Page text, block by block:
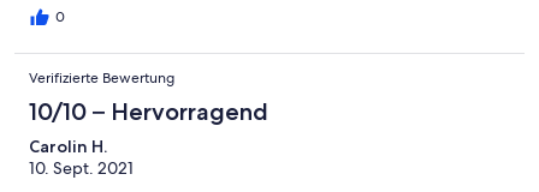
0
Verifizierte Bewertung
10/10 – Hervorragend
Carolin H.
10. Sept. 2021